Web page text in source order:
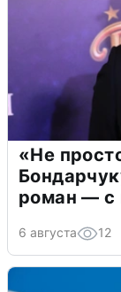
«Не
роман — с
6 августа 12